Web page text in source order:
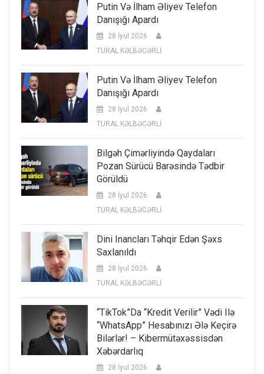
Putin Və İlham Əliyev Telefon
Danışığı Apardı
28 İyul 2026
TURAL KƏLBƏCƏRLİ
Putin Və İlham Əliyev Telefon
Danışığı Apardı
28 İyul 2026
TURAL KƏLBƏCƏRLİ
Bilgəh Çimərliyində Qaydaları
Pozan Sürücü Barəsində Tədbir
Görüldü
28 İyul 2026
TURAL KƏLBƏCƏRLİ
Dini Inancları Təhqir Edən Şəxs
Saxlanıldı
28 İyul 2026
TURAL KƏLBƏCƏRLİ
“TikTok”da “kredit Verilir” Vədi Ilə
“WhatsApp” Hesabınızı Ələ Keçirə
Bilərlər! – Kibermütəxəssisdən
Xəbərdarlıq
28 İyul 2026